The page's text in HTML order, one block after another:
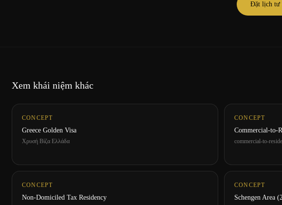
Đặt lịch tư
Xem khái niệm khác
CONCEPT
Greece Golden Visa
Χρυσή Βίζα Ελλάδα
CONCEPT
Commercial-to-
commercial-to-
CONCEPT
Non-Domiciled Tax Residency
CONCEPT
Schengen Area